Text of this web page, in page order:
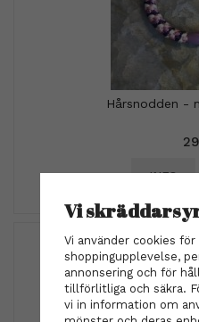
Hårsnodden -
INFO
Vi
Vi använder cookies
shoppingupplevelse,
annonsering och för
tillförlitliga och säkra.
vi in information om